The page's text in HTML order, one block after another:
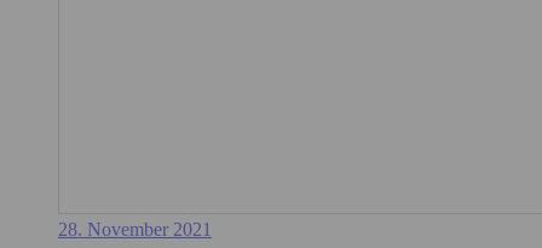
28. November 2021